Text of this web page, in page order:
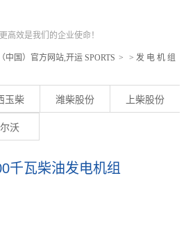
高效是我们的企业使命！
中国）官方网站,开运 SPORTS >发 电 机 组
玉柴 潍柴股份 上柴股份
沃
千瓦柴油发电机组